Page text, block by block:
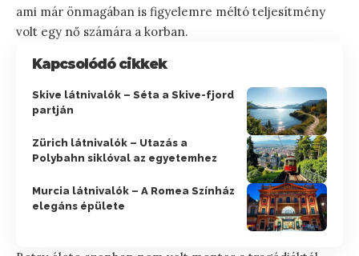
ami már önmagában is figyelemre méltó teljesítmény
volt egy nő számára a korban.
Kapcsolódó cikkek
Skive látnivalók – Séta a Skive-fjord
partján
Zürich látnivalók – Utazás a
Polybahn siklóval az egyetemhez
Murcia látnivalók – A Romea Színház
elegáns épülete